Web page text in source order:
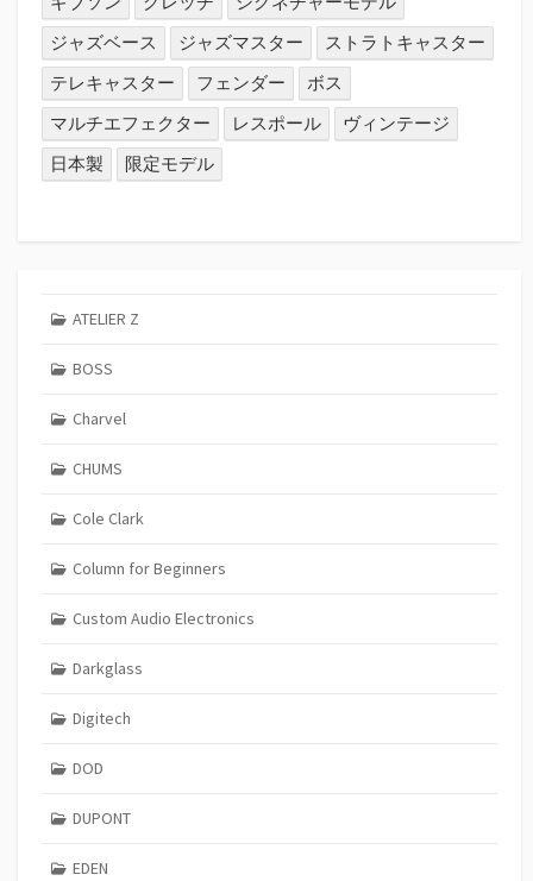
ジャズベース
ジャズマスター
ストラトキャスター
テレキャスター
フェンダー
ボス
マルチエフェクター
レスポール
ヴィンテージ
日本製
限定モデル
ATELIER Z
BOSS
Charvel
CHUMS
Cole Clark
Column for Beginners
Custom Audio Electronics
Darkglass
Digitech
DOD
DUPONT
EDEN